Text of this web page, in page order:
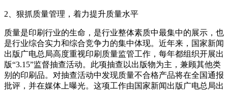
2、狠抓质量管理，着力提升质量水平
质量是印刷行业的生命，是行业整体素质中最集中的展示，也
是行业综合实力和综合竞争力的集中体现。近年来，国家新闻
出版广电总局高度重视印刷质量监管工作，每年都组织开展出
版“3.15”监督抽查活动。此项抽查以出版物为主，兼顾其他类
别的印刷品。对抽查活动中发现质量不合格产品将在全国通报
批评，并在媒体上曝光。这项工作由国家新闻出版广电总局出